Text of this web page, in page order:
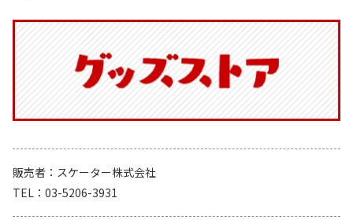
販売者
スケーター株式会社
TEL
03-5206-3931